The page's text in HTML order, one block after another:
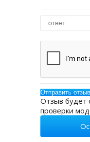
Отзыв будет
проверки